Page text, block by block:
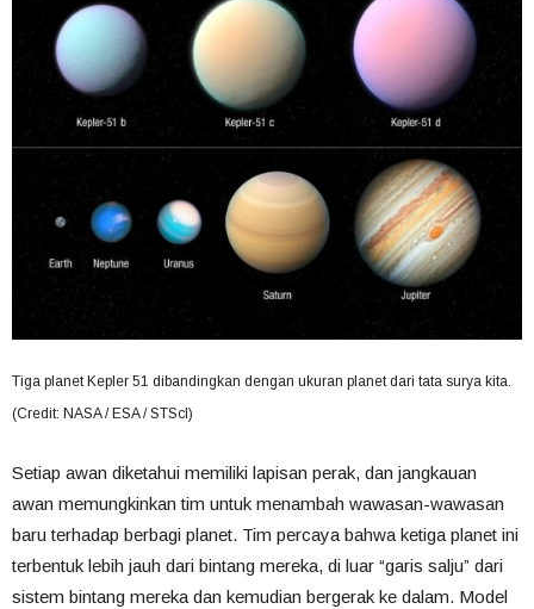
Tiga planet Kepler 51 dibandingkan dengan ukuran planet dari tata surya kita.
(Credit: NASA / ESA / STScI)
Setiap awan diketahui memiliki lapisan perak, dan jangkauan
awan memungkinkan tim untuk menambah wawasan-wawasan
baru terhadap berbagi planet. Tim percaya bahwa ketiga planet ini
terbentuk lebih jauh dari bintang mereka, di luar “garis salju” dari
sistem bintang mereka dan kemudian bergerak ke dalam. Model